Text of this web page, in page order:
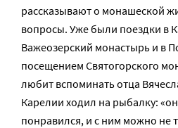
рассказывают о монашеской
вопросы. Уже были поездки в
Важеозерский монастырь и в
посещением Святогорского
любит вспоминать отца
Карелии ходил на рыбалку:
понравился, и с ним можно не